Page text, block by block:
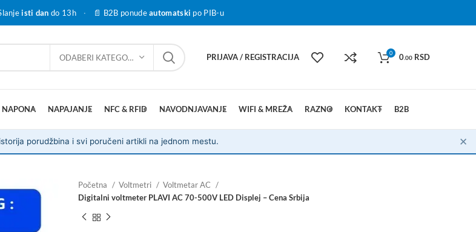
isti dan do 13h · 📄 B2B ponudeautomatski po PIB-u
ODABERI KATEGORIJU PRIJAVA / REGISTRACIJA 0 0.00 RSD
NAPONA NAPAJANJE NFC & RFID NAVODNJAVANJE WIFI & MREŽA RAZNO KONTAKT B2B
porudžbina i svi poručeni artikli na jednom mestu. ✕
Početna Voltmetri
Voltmetar AC
Digitalni voltmeter PLAVI AC 70-500V LED Displej – Cena Srbija